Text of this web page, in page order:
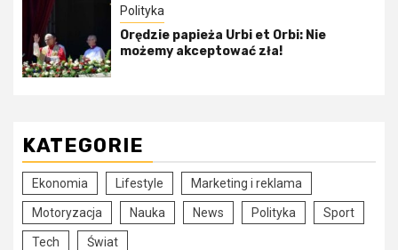
Polityka
Orędzie papieża Urbi et Orbi: Nie
możemy akceptować zła!
KATEGORIE
Ekonomia Lifestyle Marketing i reklama
Motoryzacja Nauka News Polityka Sport
Tech Świat